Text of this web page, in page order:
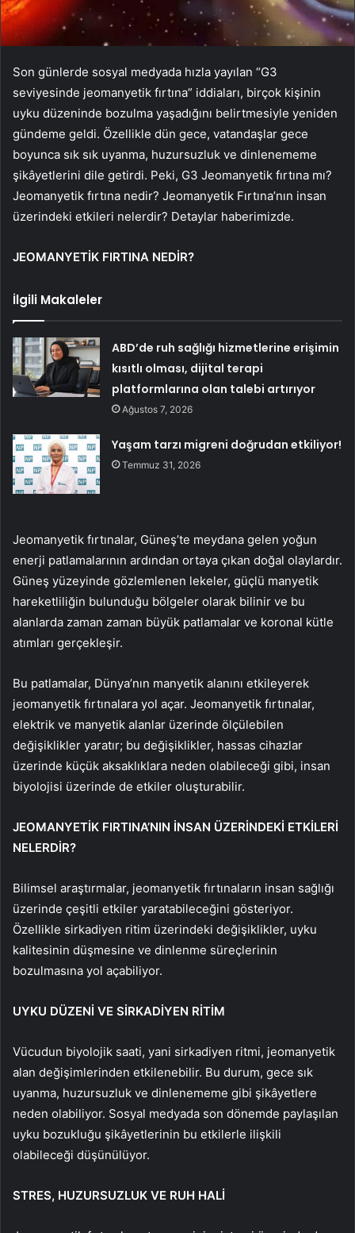
Son günlerde sosyal medyada hızla yayılan “G3
seviyesinde jeomanyetik fırtına” iddiaları, birçok kişinin
uyku düzeninde bozulma yaşadığını belirtmesiyle yeniden
gündeme geldi. Özellikle dün gece, vatandaşlar gece
boyunca sık sık uyanma, huzursuzluk ve dinlenememe
şikâyetlerini dile getirdi. Peki, G3 Jeomanyetik fırtına mı?
Jeomanyetik fırtına nedir? Jeomanyetik Fırtına’nın insan
üzerindeki etkileri nelerdir? Detaylar haberimizde.
JEOMANYETİK FIRTINA NEDİR?
İlgili Makaleler
ABD’de ruh sağlığı hizmetlerine erişimin
kısıtlı olması, dijital terapi
platformlarına olan talebi artırıyor
Ağustos 7, 2026
Yaşam tarzı migreni doğrudan etkiliyor!
Temmuz 31, 2026
Jeomanyetik fırtınalar, Güneş’te meydana gelen yoğun
enerji patlamalarının ardından ortaya çıkan doğal olaylardır.
Güneş yüzeyinde gözlemlenen lekeler, güçlü manyetik
hareketliliğin bulunduğu bölgeler olarak bilinir ve bu
alanlarda zaman zaman büyük patlamalar ve koronal kütle
atımları gerçekleşir.
Bu patlamalar, Dünya’nın manyetik alanını etkileyerek
jeomanyetik fırtınalara yol açar. Jeomanyetik fırtınalar,
elektrik ve manyetik alanlar üzerinde ölçülebilen
değişiklikler yaratır; bu değişiklikler, hassas cihazlar
üzerinde küçük aksaklıklara neden olabileceği gibi, insan
biyolojisi üzerinde de etkiler oluşturabilir.
JEOMANYETİK FIRTINA’NIN İNSAN ÜZERİNDEKİ ETKİLERİ
NELERDİR?
Bilimsel araştırmalar, jeomanyetik fırtınaların insan sağlığı
üzerinde çeşitli etkiler yaratabileceğini gösteriyor.
Özellikle sirkadiyen ritim üzerindeki değişiklikler, uyku
kalitesinin düşmesine ve dinlenme süreçlerinin
bozulmasına yol açabiliyor.
UYKU DÜZENİ VE SİRKADİYEN RİTİM
Vücudun biyolojik saati, yani sirkadiyen ritmi, jeomanyetik
alan değişimlerinden etkilenebilir. Bu durum, gece sık
uyanma, huzursuzluk ve dinlenememe gibi şikâyetlere
neden olabiliyor. Sosyal medyada son dönemde paylaşılan
uyku bozukluğu şikâyetlerinin bu etkilerle ilişkili
olabileceği düşünülüyor.
STRES, HUZURSUZLUK VE RUH HALİ